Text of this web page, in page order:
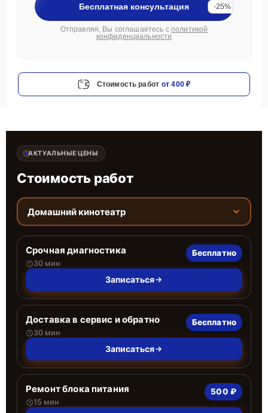
Бесплатная консультация -25%
Отправляя, Вы соглашаетесь с политикой
конфиденциальности
Стоимость работ от 400 ₽
АКТУАЛЬНЫЕ ЦЕНЫ
Стоимость работ
Домашний кинотеатр
Срочная диагностика
30 мин
Бесплатно
Записаться
Доставка в сервис и обратно
30 мин
Бесплатно
Записаться
Ремонт блока питания
15 мин
500 ₽